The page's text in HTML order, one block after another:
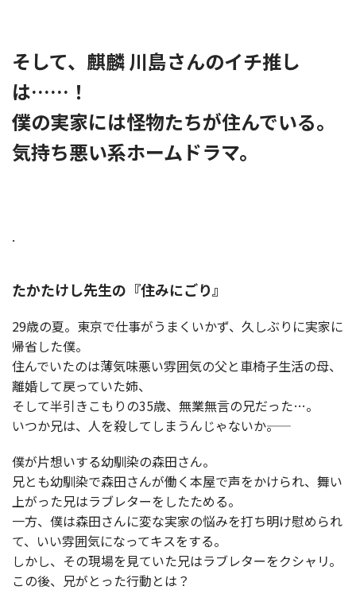
そして、麒麟 川島さんのイチ推し
は……！
僕の実家には怪物たちが住んでいる。
気持ち悪い系ホームドラマ。
.
たかたけし先生の『住みにごり』
29歳の夏。東京で仕事がうまくいかず、久しぶりに実家に
帰省した僕。
住んでいたのは薄気味悪い雰囲気の父と車椅子生活の母、
離婚して戻っていた姉、
そして半引きこもりの35歳、無業無言の兄だった…。
いつか兄は、人を殺してしまうんじゃないか――。
僕が片想いする幼馴染の森田さん。
兄とも幼馴染で森田さんが働く本屋で声をかけられ、舞い
上がった兄はラブレターをしたためる。
一方、僕は森田さんに変な実家の悩みを打ち明け慰められ
て、いい雰囲気になってキスをする。
しかし、その現場を見ていた兄はラブレターをクシャリ。
この後、兄がとった行動とは？